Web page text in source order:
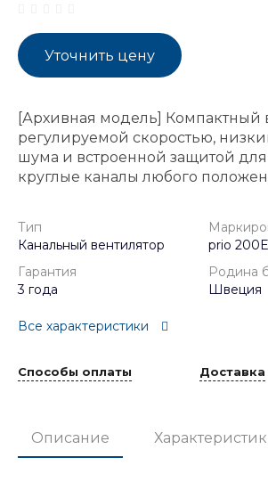
Уточнить цену
[Архивная модель] Компактный
регулируемой скоростью,
шума и встроенной защитой для
круглые каналы любого
Тип
Канальный вентилятор
prio
Гарантия
3 года
Родина
Швеция
Все характеристики
Способы оплаты Доставка
Описание